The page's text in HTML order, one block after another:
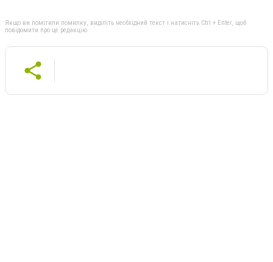
Якщо ви помітили помилку, виділіть необхідний текст і натисніть Ctrl + Enter, щоб
повідомити про це редакцію